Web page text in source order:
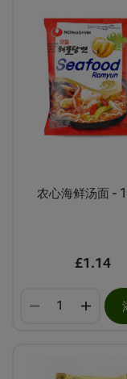
农心海鲜汤面 -
£1.14